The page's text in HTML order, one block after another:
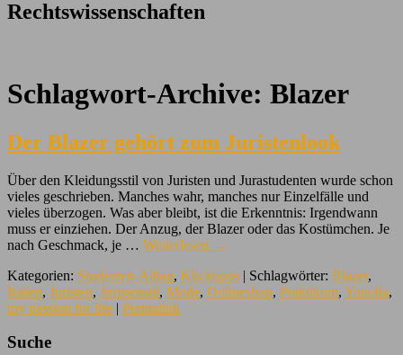
Rechtswissenschaften
Schlagwort-Archive: Blazer
Der Blazer gehört zum Juristenlook
Über den Kleidungsstil von Juristen und Jurastudenten wurde schon
vieles geschrieben. Manches wahr, manches nur Einzelfälle und
vieles überzogen. Was aber bleibt, ist die Erkenntnis: Irgendwann
muss er einziehen. Der Anzug, der Blazer oder das Kostümchen. Je
nach Geschmack, je … Weiterlesen →
Kategorien: Studenten-Alltag, Klicktipps | Schlagwörter: Blazer,
Italien, Juristen, Juristenstil, Mode, Onlineshop, Praktikum, Yunolia,
my passion for life | Permalink
Suche